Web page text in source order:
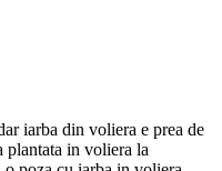
iarba din voliera e prea de
plantata in voliera la